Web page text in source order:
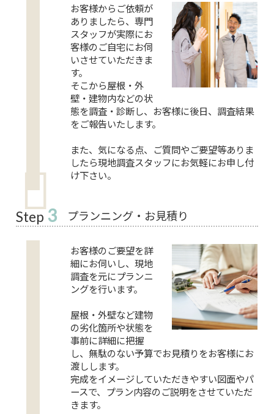
お客様からご依頼が
ありましたら、専門
スタッフが実際にお
客様のご自宅にお伺
いさせていただきま
す。
そこから屋根・外
壁・建物内などの状
態を調査・診断し、お客様に後日、調査結果
をご報告いたします。
また、気になる点、ご質問やご要望等ありま
したら現地調査スタッフにお気軽にお申し付
け下さい。
Step 3 プランニング・お見積り
お客様のご要望を詳
細にお伺いし、現地
調査を元にプランニ
ングを行います。
屋根・外壁など建物
の劣化箇所や状態を
事前に詳細に把握
し、無駄のない予算でお見積りをお客様にお
渡しします。
完成をイメージしていただきやすい図面やパ
ースで、プラン内容のご説明をさせていただ
きます。